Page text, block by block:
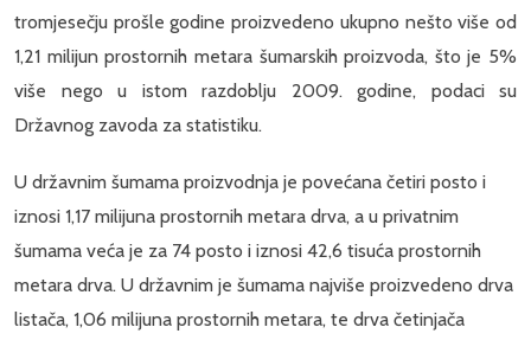
tromjesečju prošle godine proizvedeno ukupno nešto više od
1,21 milijun prostornih metara šumarskih proizvoda, što je 5%
više nego u istom razdoblju 2009. godine, podaci su
Državnog zavoda za statistiku.
U državnim šumama proizvodnja je povećana četiri posto i
iznosi 1,17 milijuna prostornih metara drva, a u privatnim
šumama veća je za 74 posto i iznosi 42,6 tisuća prostornih
metara drva. U državnim je šumama najviše proizvedeno drva
listača, 1,06 milijuna prostornih metara, te drva četinjača